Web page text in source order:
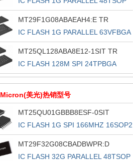
MT29F1G08ABAEAH4:E TR
IC FLASH 1G PARALLEL 63VFBGA
MT25QL128ABA8E12-1SIT TR
IC FLASH 128M SPI 24TPBGA
Micron(美光)热销型号
MT25QU01GBBB8ESF-0SIT
IC FLASH 1G SPI 166MHZ 16SOP2
MT29F32G08CBADBWPR:D
IC FLASH 32G PARALLEL 48TSOP